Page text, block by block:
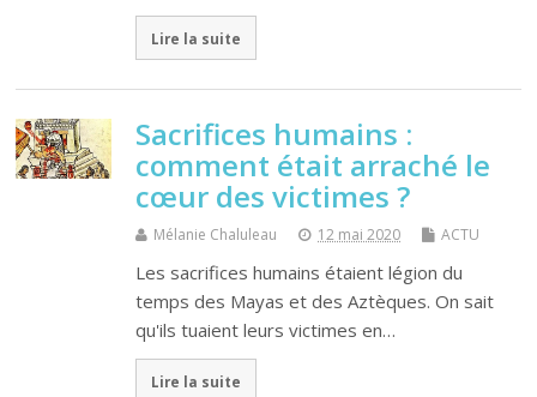
Lire la suite
Sacrifices humains :
comment était arraché le
cœur des victimes ?
Mélanie Chaluleau 12 mai 2020 ACTU
Les sacrifices humains étaient légion du
temps des Mayas et des Aztèques. On sait
qu'ils tuaient leurs victimes en…
Lire la suite